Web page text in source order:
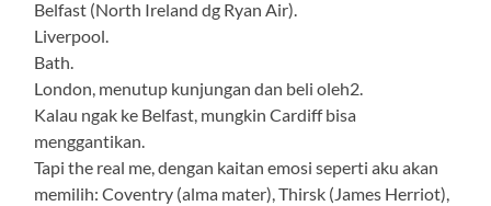
Belfast (North Ireland dg Ryan Air).
Liverpool.
Bath.
London, menutup kunjungan dan beli oleh2.
Kalau ngak ke Belfast, mungkin Cardiff bisa
menggantikan.
Tapi the real me, dengan kaitan emosi seperti aku akan
memilih: Coventry (alma mater), Thirsk (James Herriot),